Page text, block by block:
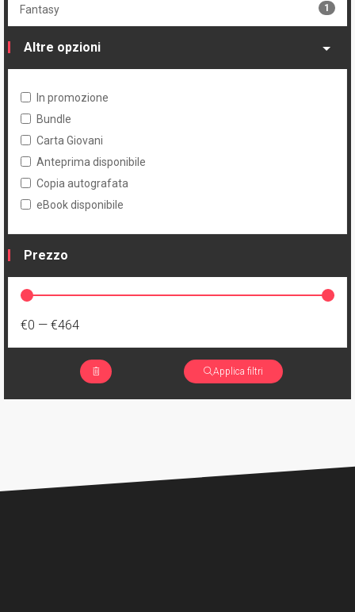
Fantasy 1
Altre opzioni
In promozione
Bundle
Carta Giovani
Anteprima disponibile
Copia autografata
eBook disponibile
Prezzo
€0 — €464
Applica filtri